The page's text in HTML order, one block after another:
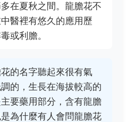
在夏秋之間。龍膽花不
醫裡有悠久的應用歷
或利膽。
的名字聽起來很有氣
的，生長在海拔較高的
要藥用部分，含有龍膽
為什麼有人會問龍膽花